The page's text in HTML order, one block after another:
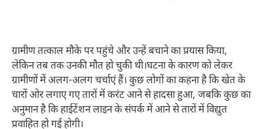
ग्रामीण तत्काल मौके पर पहुंचे और उन्हें बचाने का प्रयास किया,
लेकिन तब तक उनकी मौत हो चुकी थी।घटना के कारण को लेकर
ग्रामीणों में अलग-अलग चर्चाएं हैं। कुछ लोगों का कहना है कि खेत के
चारों ओर लगाए गए तारों में करंट आने से हादसा हुआ, जबकि कुछ का
अनुमान है कि हाईटेंशन लाइन के संपर्क में आने से तारों में विद्युत
प्रवाहित हो गई होगी।